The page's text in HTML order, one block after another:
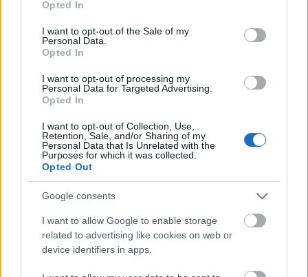
use your data for below specified purposes in below Google
consent section.
Opted In
I want to opt-out of the Sale of my
Personal Data.
Opted In
I want to opt-out of processing my
Personal Data for Targeted Advertising.
Opted In
I want to opt-out of Collection, Use,
Retention, Sale, and/or Sharing of my
Personal Data that Is Unrelated with the
Purposes for which it was collected.
Opted Out
Google consents
I want to allow Google to enable storage
related to advertising like cookies on web or
device identifiers in apps.
Főiskola rendezői szakán szerzett diplomát. Számos
rövidfilmet rendezett egyetemi évei alatt. Hukkle
filmfesztivál hívta meg programjába és több rangos
külföldi elismerés között elnyerte az Európai
játékfilmjét, a Taxidermia címűt a 37. Magyar
Filmszemle fődíjával, a legjobb női és férfi
epizódszereplő, a látványtervezői díjjal, a diákzsűri
fődíjával tüntették ki.